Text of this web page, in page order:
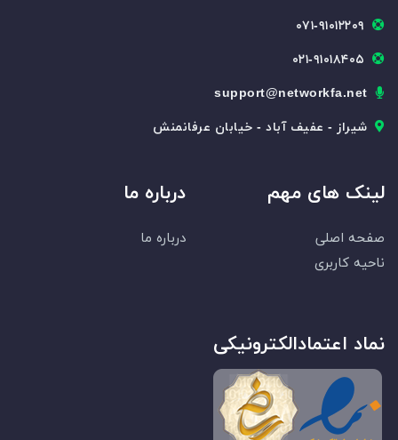
۰۷۱-۹۱۰۱۲۲۰۹
۰۲۱-۹۱۰۱۸۴۰۵
support@networkfa.net
شیراز - عفیف آباد - خیابان عرفانمنش
لینک های مهم
صفحه اصلی
ناحیه کاربری
درباره ما
درباره ما
نماد اعتمادالکترونیکی